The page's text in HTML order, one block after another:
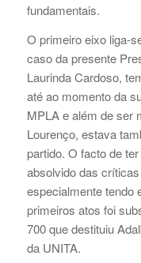
fundamentais.
O primeiro eixo liga-
caso da presente
Laurinda Cardoso,
até ao momento da
MPLA e além de ser
Lourenço, estava
partido. O facto de
absolvido das
especialmente tendo
primeiros atos foi
700 que destituiu
da UNITA.